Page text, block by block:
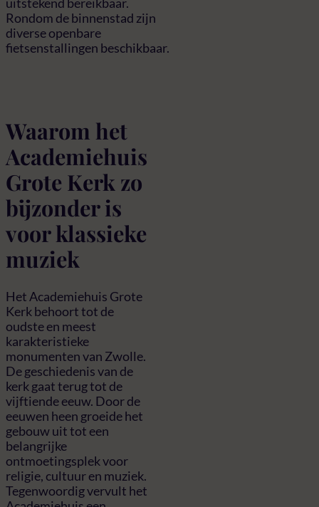
Rondom de binnenstad zijn
diverse openbare
fietsenstallingen beschikbaar.
Waarom het
Academiehuis
Grote Kerk zo
bijzonder is
voor klassieke
muziek
Het Academiehuis Grote
Kerk behoort tot de
oudste en meest
karakteristieke
monumenten van Zwolle.
De geschiedenis van de
kerk gaat terug tot de
vijftiende eeuw. Door de
eeuwen heen groeide het
gebouw uit tot een
belangrijke
ontmoetingsplek voor
religie, cultuur en muziek.
Tegenwoordig vervult het